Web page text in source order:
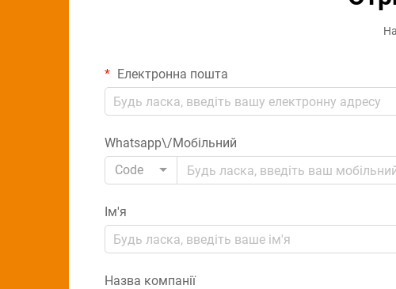
Електронна пошта
Whatsapp\/Мобільний
Code
Ім'я
Назва компанії